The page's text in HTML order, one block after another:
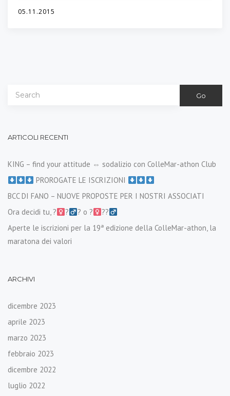
05.11.2015
Go
ARTICOLI RECENTI
KING – find your attitude ⇔ sodalizio con ColleMar-athon Club
PROROGATE LE ISCRIZIONI
BCC DI FANO – NUOVE PROPOSTE PER I NOSTRI ASSOCIATI
Ora decidi tu, ?‍
?‍ ? o ?‍
??‍
Aperte le iscrizioni per la 19ª edizione della ColleMar-athon, la
maratona dei valori
ARCHIVI
dicembre 2023
aprile 2023
marzo 2023
febbraio 2023
dicembre 2022
luglio 2022